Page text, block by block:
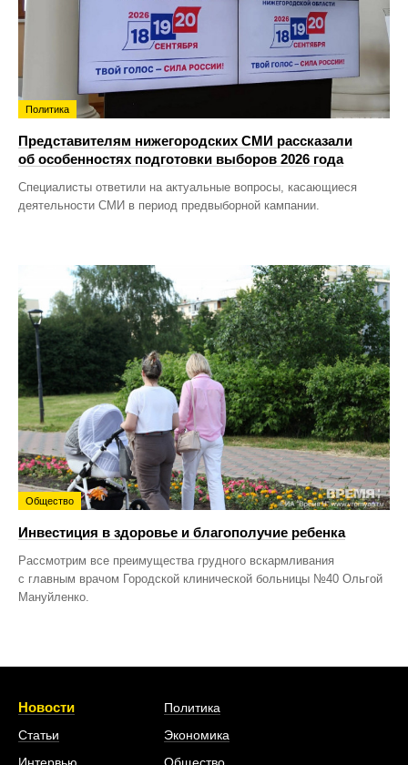
Политика
Представителям нижегородских СМИ рассказали
об особенностях подготовки выборов 2026 года
Специалисты ответили на актуальные вопросы, касающиеся
деятельности СМИ в период предвыборной кампании.
Общество
Инвестиция в здоровье и благополучие ребенка
Рассмотрим все преимущества грудного вскармливания
с главным врачом Городской клинической больницы №40 Ольгой
Мануйленко.
Новости
Статьи
Политика
Экономика